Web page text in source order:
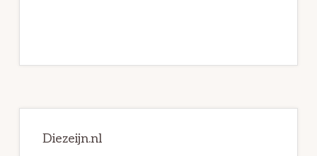
Sidebar
Diezeijn.nl